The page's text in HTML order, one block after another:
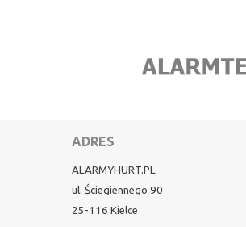
ADRES
ALARMYHURT.PL
ul. Ściegiennego 90
25-116 Kielce